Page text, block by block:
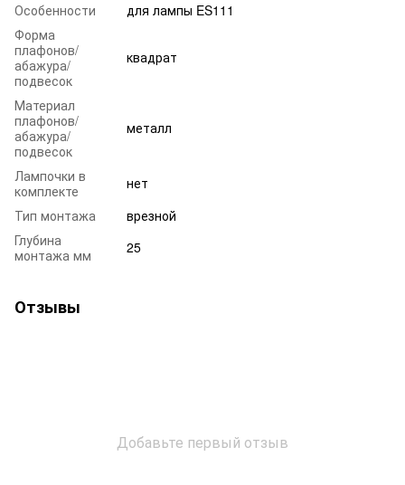
Особенности
для лампы ES111
Форма
плафонов/
абажура/
подвесок
квадрат
Материал
плафонов/
абажура/
подвесок
металл
Лампочки в
комплекте
нет
Тип монтажа
врезной
Глубина
монтажа мм
25
Отзывы
Добавьте первый отзыв